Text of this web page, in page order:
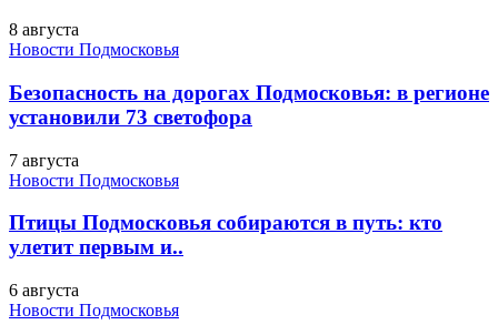
8 августа
Новости Подмосковья
Безопасность на дорогах Подмосковья: в регионе
установили 73 светофора
7 августа
Новости Подмосковья
Птицы Подмосковья собираются в путь: кто
улетит первым и..
6 августа
Новости Подмосковья